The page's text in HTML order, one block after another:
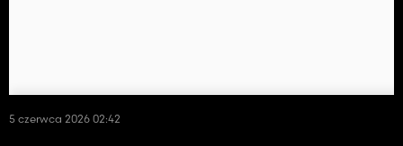
5 czerwca 2026 02:42